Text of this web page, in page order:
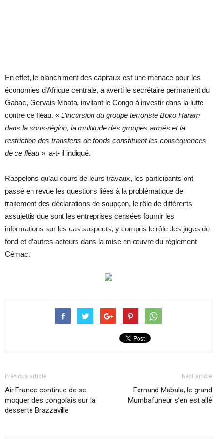
En effet, le blanchiment des capitaux est une menace pour les
économies d’Afrique centrale, a averti le secrétaire permanent du
Gabac, Gervais Mbata, invitant le Congo à investir dans la lutte
contre ce fléau. « L’incursion du groupe terroriste Boko Haram
dans la sous-région, la multitude des groupes armés et la
restriction des transferts de fonds constituent les conséquences
de ce fléau », a-t- il indiqué.
Rappelons qu’au cours de leurs travaux, les participants ont
passé en revue les questions liées à la problématique de
traitement des déclarations de soupçon, le rôle de différents
assujettis que sont les entreprises censées fournir les
informations sur les cas suspects, y compris le rôle des juges de
fond et d’autres acteurs dans la mise en œuvre du règlement
Cémac.
Previous article
Air France continue de se
moquer des congolais sur la
desserte Brazzaville
Next article
Fernand Mabala, le grand
Mumbafuneur s’en est allé